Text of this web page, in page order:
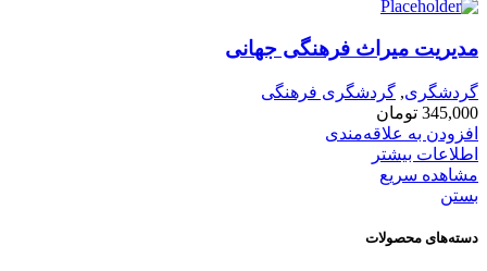
مدیریت میراث فرهنگی جهانی
گردشگری, گردشگری فرهنگی
345,000 تومان
افزودن به علاقه‌مندی
اطلاعات بیشتر
مشاهده سریع
بستن
دسته‌های محصولات